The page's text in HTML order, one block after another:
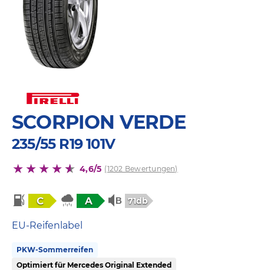
SCORPION VERDE
235/55 R19 101V
4,6/5 (1202 Bewertungen)
C A 71db
EU-Reifenlabel
PKW-Sommerreifen
Optimiert für Mercedes Original Extended